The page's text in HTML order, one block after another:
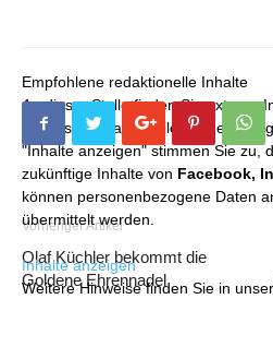
Empfohlene redaktionelle Inhalte
An dieser Stelle finden Sie externe
die unser redaktionelles Angebot
"Inhalte anzeigen" stimmen Sie zu,
zukünftige Inhalte von Facebook,
können personenbezogene Daten
übermittelt werden.
Inhalte anzeigen
Weitere Hinweise finden Sie in
Vorheriger Artikel
Olaf Küchler bekommt die
Goldene Ehrennadel